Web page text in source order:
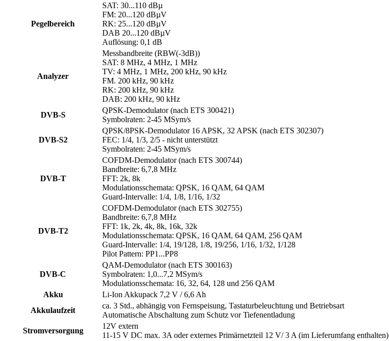
Pegelbereich
SAT: 30...110 dBµ
FM: 20...120 dBµV
RK: 25...120 dBµV
DAB 20...120 dBµV
Auflösung: 0,1 dB
Analyzer
Messbandbreite (RBW(-3dB))
SAT: 8 MHz, 4 MHz, 1 MHz
TV: 4 MHz, 1 MHz, 200 kHz, 90 kHz
FM. 200 kHz, 90 kHz
RK: 200 kHz, 90 kHz
DAB: 200 kHz, 90 kHz
DVB-S
QPSK-Demodulator (nach ETS 300421)
Symbolraten: 2-45 MSym/s
DVB-S2
QPSK/8PSK-Demodulator 16 APSK, 32 APSK (nach ETS 302307)
FEC: 1/4, 1/3, 2/5 - nicht unterstützt
Symbolraten: 2-45 MSym/s
DVB-T
COFDM-Demodulator (nach ETS 300744)
Bandbreite: 6,7,8 MHz
FFT: 2k, 8k
Modulationsschemata: QPSK, 16 QAM, 64 QAM
Guard-Intervalle: 1/4, 1/8, 1/16, 1/32
DVB-T2
COFDM-Demodulator (nach ETS 302755)
Bandbreite: 6,7,8 MHz
FFT: 1k, 2k, 4k, 8k, 16k, 32k
Modulationsschemata: QPSK, 16 QAM, 64 QAM, 256 QAM
Guard-Intervalle: 1/4, 19/128, 1/8, 19/256, 1/16, 1/32, 1/128
Pilot Pattern: PP1...PP8
DVB-C
QAM-Demodulator (nach ETS 300163)
Symbolraten: 1,0...7,2 MSym/s
Modulationsschemata: 16, 32, 64, 128 und 256 QAM
Akku
Li-Ion Akkupack 7,2 V / 6,6 Ah
Akkulaufzeit
ca. 3 Std., abhängig von Fernspeisung, Tastaturbeleuchtung und Betriebsart
Automatische Abschaltung zum Schutz vor Tiefenentladung
Stromversorgung
12V extern
11-15 V DC max. 3A oder externes Primärnetzteil 12 V/ 3 A (im Lieferumfang enthalten)